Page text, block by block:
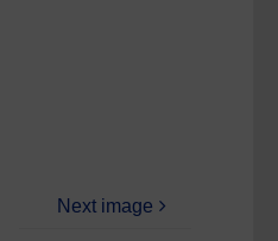
Next image